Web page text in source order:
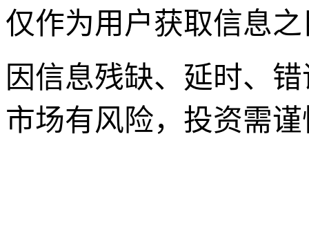
仅作为用户获取信息
因信息残缺、延时、
市场有风险，投资需